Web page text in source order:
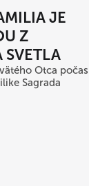
JE
Z
SVETLA
Otca počas
Sagrada